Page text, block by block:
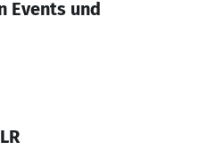
Events und